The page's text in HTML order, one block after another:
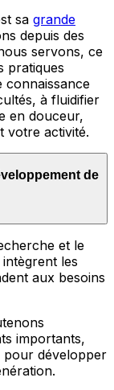
sa grande
depuis des
servons, ce
pratiques
connaissance
à fluidifier
en douceur,
votre activité.
de
et le
les
aux besoins
importants,
pour développer